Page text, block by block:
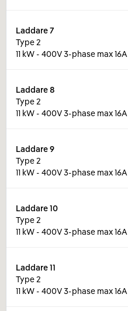
Laddare7
Type 2
11 kW - 400V 3-phase max 16A
Laddare8
Type 2
11 kW - 400V 3-phase max 16A
Laddare9
Type 2
11 kW - 400V 3-phase max 16A
Laddare10
Type 2
11 kW - 400V 3-phase max 16A
Laddare11
Type 2
11 kW - 400V 3-phase max 16A